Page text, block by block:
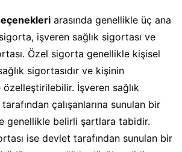
arasında genellikle üç ana
işveren sağlık sigortası ve
Özel sigorta genellikle kişisel
sigortasıdır ve kişinin
İşveren sağlık
çalışanlarına sunulan bir
genellikle belirli şartlara tabidir.
ise devlet tarafından sunulan bir